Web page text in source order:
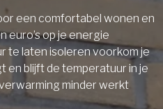
een comfortabel wonen en
euro’s op je energie
te laten isoleren voorkom je
en blijft de temperatuur in je
minder werkt